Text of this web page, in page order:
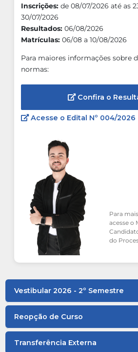
Inscrições: de 08/07/2026 até as
30/07/2026
Resultados: 06/08/2026
Matrículas: 06/08 a 10/08/2026
Para maiores informações sobre
normas:
Confira o
Acesse o Edital Nº 004/2026
Para
acesse o
do
Vestibular 2026 - 2º Semestre
Reopção de Curso
Transferência Externa